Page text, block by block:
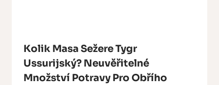
Kolik Masa Sežere Tygr
Ussurijský? Neuvěřitelné
Množství Potravy Pro Obřího